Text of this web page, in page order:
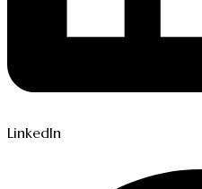
LinkedIn